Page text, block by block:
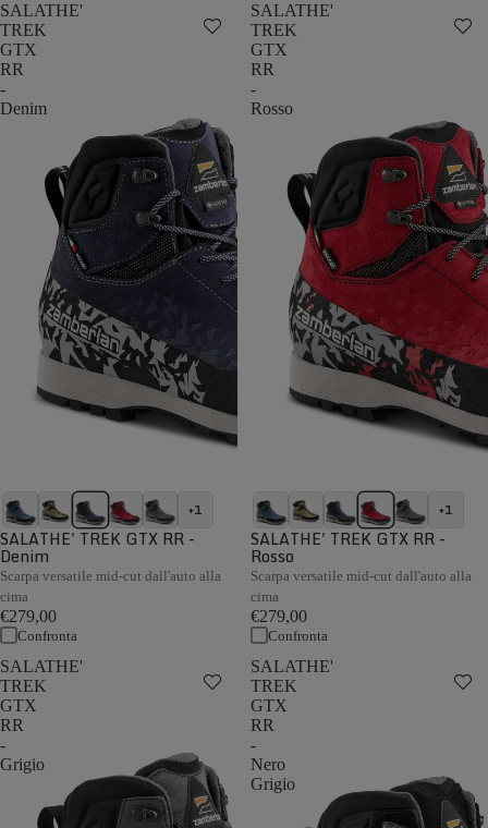
SALATHE'
TREK
GTX
RR
-
Denim
+1
SALATHE' TREK GTX RR -
Denim
Scarpa versatile mid-cut dall'auto alla
cima
€279,00
Confronta
SALATHE'
TREK
GTX
RR
-
Rosso
+1
SALATHE' TREK GTX RR -
Rosso
Scarpa versatile mid-cut dall'auto alla
cima
€279,00
Confronta
SALATHE'
TREK
GTX
RR
-
Grigio
SALATHE'
TREK
GTX
RR
-
Nero
Grigio